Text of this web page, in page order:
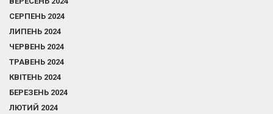
СЕРПЕНЬ 2024
ЛИПЕНЬ 2024
ЧЕРВЕНЬ 2024
ТРАВЕНЬ 2024
КВІТЕНЬ 2024
БЕРЕЗЕНЬ 2024
ЛЮТИЙ 2024